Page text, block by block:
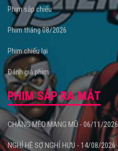
Phim sắp chiếu
Phim tháng 08/2026
Phim chiếu lại
Đánh giá phim
PHIM SẮP RA MẮT
CHÀNG MÈO MANG MŨ - 06/11/2026
NGHỈ HÈ SỢ NGHỈ HƯU - 14/08/2026